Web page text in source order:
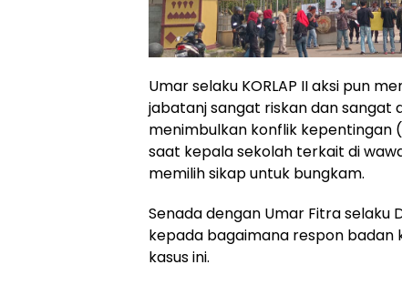
Umar selaku KORLAP II aksi pun
jabatanj sangat riskan dan sangat
menimbulkan konflik
saat kepala sekolah terkait di
memilih sikap untuk bungkam.
Senada dengan Umar Fitra selaku
kepada bagaimana respon
kasus ini.